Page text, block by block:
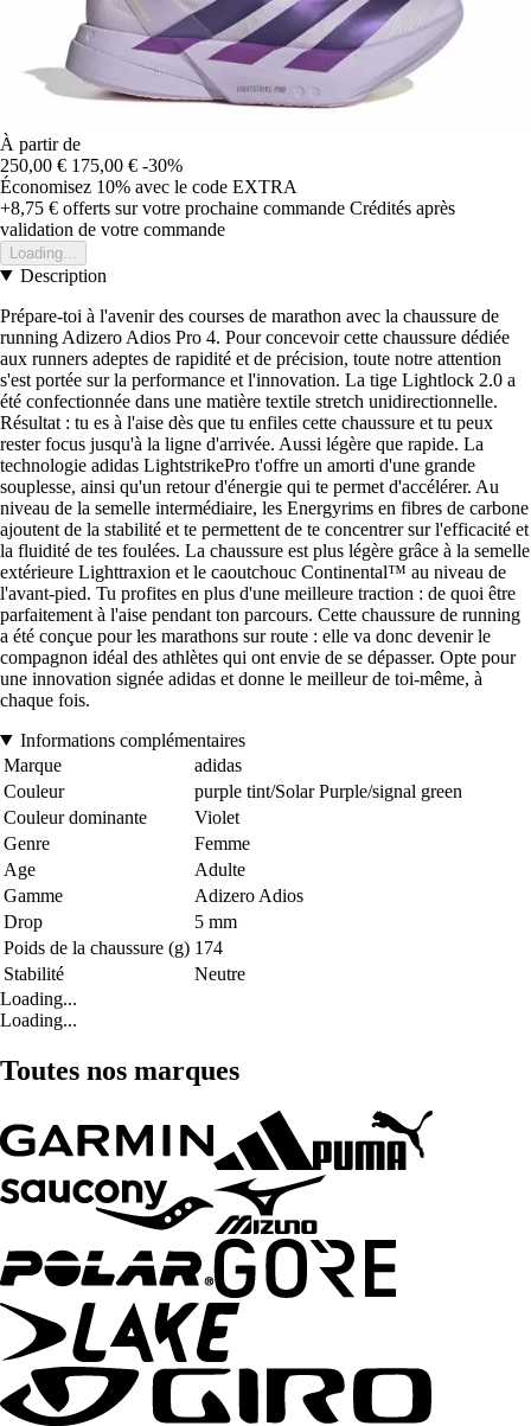
À partir de
250,00 € 175,00 € -30%
Économisez 10% avec le code EXTRA
+8,75 € offerts sur votre prochaine commande Crédités après
validation de votre commande
Loading...
Description
Prépare-toi à l'avenir des courses de marathon avec la chaussure de
running Adizero Adios Pro 4. Pour concevoir cette chaussure dédiée
aux runners adeptes de rapidité et de précision, toute notre attention
s'est portée sur la performance et l'innovation. La tige Lightlock 2.0 a
été confectionnée dans une matière textile stretch unidirectionnelle.
Résultat : tu es à l'aise dès que tu enfiles cette chaussure et tu peux
rester focus jusqu'à la ligne d'arrivée. Aussi légère que rapide. La
technologie adidas LightstrikePro t'offre un amorti d'une grande
souplesse, ainsi qu'un retour d'énergie qui te permet d'accélérer. Au
niveau de la semelle intermédiaire, les Energyrims en fibres de carbone
ajoutent de la stabilité et te permettent de te concentrer sur l'efficacité et
la fluidité de tes foulées. La chaussure est plus légère grâce à la semelle
extérieure Lighttraxion et le caoutchouc Continental™ au niveau de
l'avant-pied. Tu profites en plus d'une meilleure traction : de quoi être
parfaitement à l'aise pendant ton parcours. Cette chaussure de running
a été conçue pour les marathons sur route : elle va donc devenir le
compagnon idéal des athlètes qui ont envie de se dépasser. Opte pour
une innovation signée adidas et donne le meilleur de toi-même, à
chaque fois.
Informations complémentaires
Marque
adidas
Couleur
purple tint/Solar Purple/signal green
Couleur dominante
Violet
Genre
Femme
Age
Adulte
Gamme
Adizero Adios
Drop
5 mm
Poids de la chaussure (g) 174
Stabilité
Neutre
Loading...
Loading...
Toutes nos marques